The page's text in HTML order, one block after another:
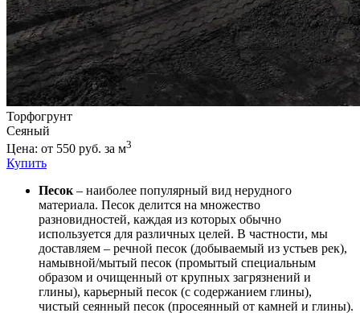
Торфогрунт
Сеяный
Цена: от 550 руб. за м3
Купить
Песок – наиболее популярный вид нерудного
материала. Песок делится на множество
разновидностей, каждая из которых обычно
используется для различных целей. В частности, мы
доставляем – речной песок (добываемый из устьев рек),
намывной/мытый песок (промытый специальным
образом и очищенный от крупных загрязнений и
глины), карьерный песок (с содержанием глины),
чистый сеянный песок (просеянный от камней и глины).